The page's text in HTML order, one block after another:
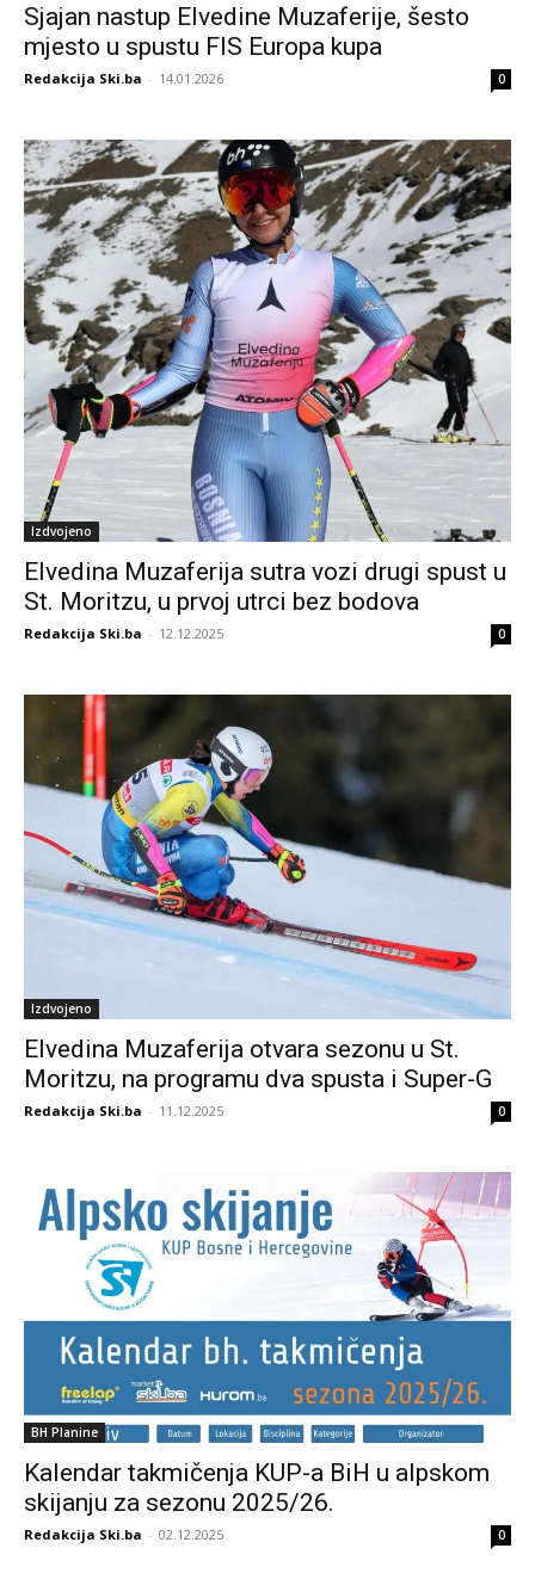
Sjajan nastup Elvedine Muzaferije, šesto
mjesto u spustu FIS Europa kupa
Redakcija Ski.ba - 14.01.2026 0
Izdvojeno
Elvedina Muzaferija sutra vozi drugi spust u
St. Moritzu, u prvoj utrci bez bodova
Redakcija Ski.ba - 12.12.2025 0
Izdvojeno
Elvedina Muzaferija otvara sezonu u St.
Moritzu, na programu dva spusta i Super-G
Redakcija Ski.ba - 11.12.2025 0
BH Planine
Kalendar takmičenja KUP-a BiH u alpskom
skijanju za sezonu 2025/26.
Redakcija Ski.ba - 02.12.2025 0